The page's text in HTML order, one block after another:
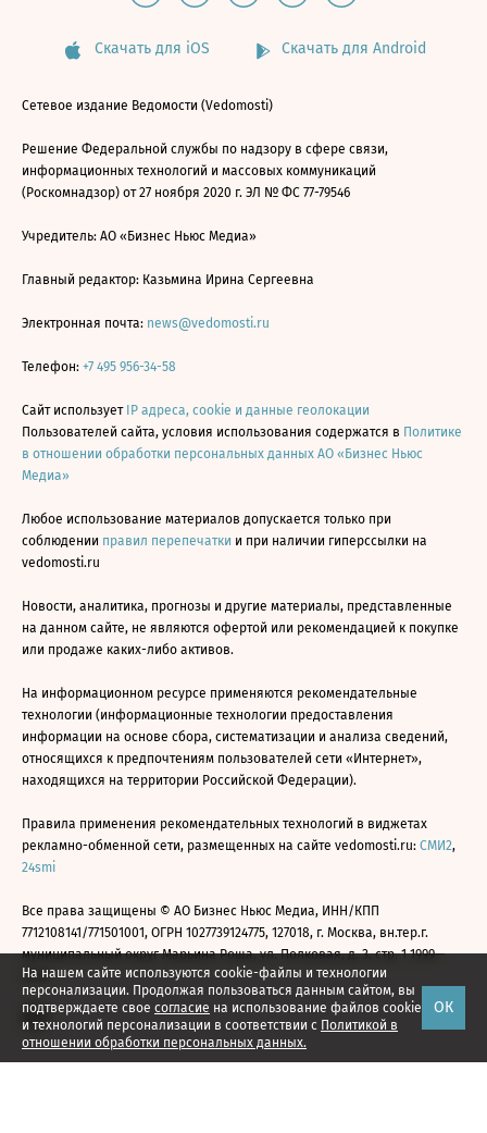
На нашем сайте используются cookie-файлы и технологии
персонализации. Продолжая пользоваться данным сайтом, вы
подтверждаете свое согласие на использование файлов cookie
и технологий персонализации в соответствии с Политикой в
отношении обработки персональных данных.
ОК
Скачать для iOS Скачать для Android
Сетевое издание Ведомости (Vedomosti)
Решение Федеральной службы по надзору в сфере связи,
информационных технологий и массовых коммуникаций
(Роскомнадзор) от 27 ноября 2020 г. ЭЛ № ФС 77-79546
Учредитель: АО «Бизнес Ньюс Медиа»
Главный редактор: Казьмина Ирина Сергеевна
Электронная почта: news@vedomosti.ru
Телефон: +7 495 956-34-58
Сайт использует IP адреса, cookie и данные геолокации
Пользователей сайта, условия использования содержатся в Политике
в отношении обработки персональных данных АО «Бизнес Ньюс
Медиа»
Любое использование материалов допускается только при
соблюдении правил перепечатки и при наличии гиперссылки на
vedomosti.ru
Новости, аналитика, прогнозы и другие материалы, представленные
на данном сайте, не являются офертой или рекомендацией к покупке
или продаже каких-либо активов.
На информационном ресурсе применяются рекомендательные
технологии (информационные технологии предоставления
информации на основе сбора, систематизации и анализа сведений,
относящихся к предпочтениям пользователей сети «Интернет»,
находящихся на территории Российской Федерации).
Правила применения рекомендательных технологий в виджетах
рекламно-обменной сети, размещенных на сайте vedomosti.ru: СМИ2,
24smi
Все права защищены © АО Бизнес Ньюс Медиа, ИНН/КПП
7712108141/771501001, ОГРН 1027739124775, 127018, г. Москва, вн.тер.г.
муниципальный округ Марьина Роща, ул. Полковая, д. 3, стр. 1 1999—
2026